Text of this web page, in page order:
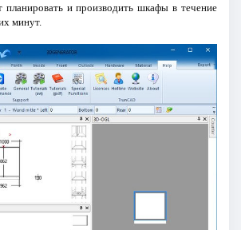
планировать и производить шкафы в течение
минут.